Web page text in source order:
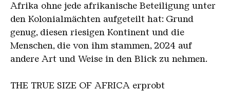
Afrika ohne jede afrikanische Beteiligung unter
den Kolonialmächten aufgeteilt hat: Grund
genug, diesen riesigen Kontinent und die
Menschen, die von ihm stammen, 2024 auf
andere Art und Weise in den Blick zu nehmen.
THE TRUE SIZE OF AFRICA erprobt